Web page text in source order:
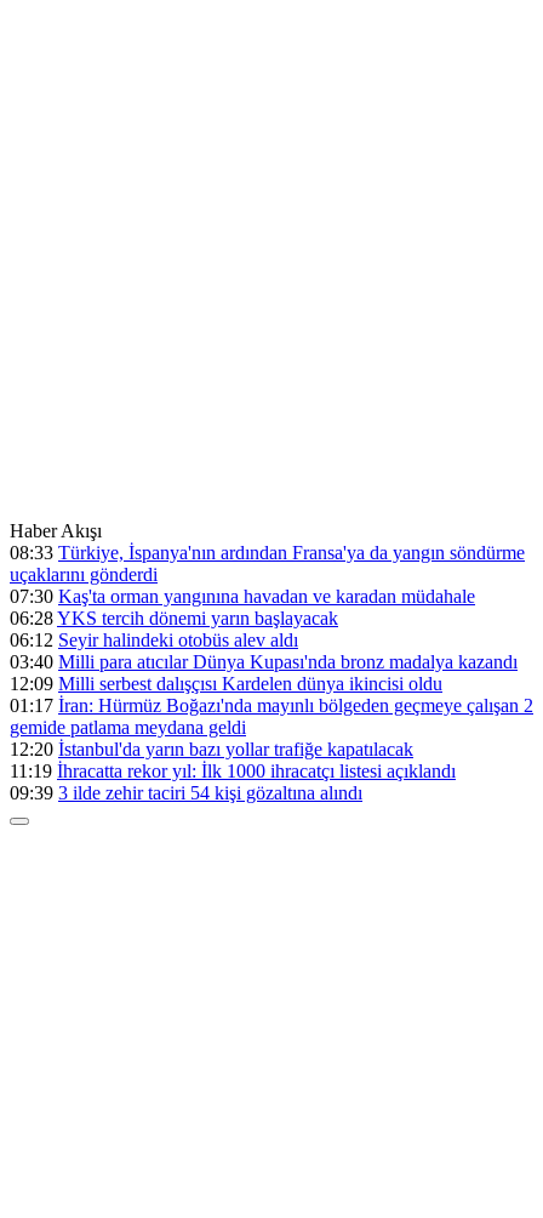
Haber Akışı
08:33 Türkiye, İspanya'nın ardından Fransa'ya da yangın söndürme
uçaklarını gönderdi
07:30 Kaş'ta orman yangınına havadan ve karadan müdahale
06:28YKS tercih dönemi yarın başlayacak
06:12 Seyir halindeki otobüs alev aldı
03:40 Milli para atıcılar Dünya Kupası'nda bronz madalya kazandı
12:09 Milli serbest dalışçısı Kardelen dünya ikincisi oldu
01:17 İran: Hürmüz Boğazı'nda mayınlı bölgeden geçmeye çalışan 2
gemide patlama meydana geldi
12:20 İstanbul'da yarın bazı yollar trafiğe kapatılacak
11:19 İhracatta rekor yıl: İlk 1000 ihracatçı listesi açıklandı
09:39 3 ilde zehir taciri 54 kişi gözaltına alındı